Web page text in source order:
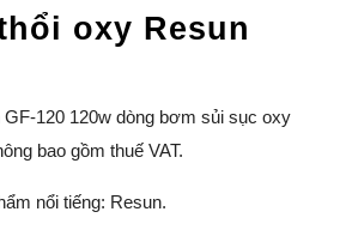
oxy Resun
120 120w dòng bơm sủi sục oxy
bao gồm thuế VAT.
nổi tiếng: Resun.